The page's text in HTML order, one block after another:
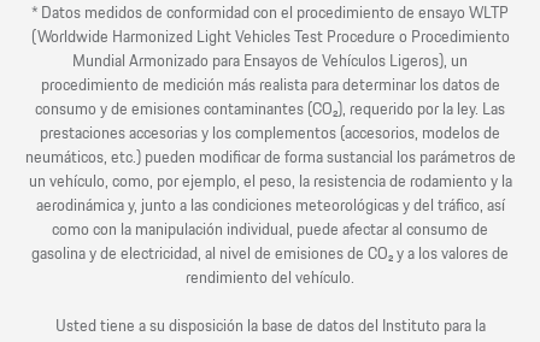
* Datos medidos de conformidad con el procedimiento de ensayo WLTP
(Worldwide Harmonized Light Vehicles Test Procedure o Procedimiento
Mundial Armonizado para Ensayos de Vehículos Ligeros), un
procedimiento de medición más realista para determinar los datos de
consumo y de emisiones contaminantes (CO₂), requerido por la ley. Las
prestaciones accesorias y los complementos (accesorios, modelos de
neumáticos, etc.) pueden modificar de forma sustancial los parámetros de
un vehículo, como, por ejemplo, el peso, la resistencia de rodamiento y la
aerodinámica y, junto a las condiciones meteorológicas y del tráfico, así
como con la manipulación individual, puede afectar al consumo de
gasolina y de electricidad, al nivel de emisiones de CO₂ y a los valores de
rendimiento del vehículo.
Usted tiene a su disposición la base de datos del Instituto para la